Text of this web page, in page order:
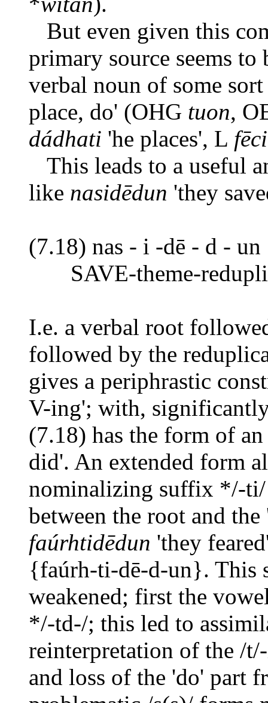
But even given this
primary source seems
verbal noun of some
place, do' (OHG tuon,
dádhati 'he places', L fēci
This leads to a useful
like nasidēdun 'they
(7.18) nas - i -dē - d - un
SAVE-theme-
I.e. a verbal root
followed by the
gives a periphrastic
V-ing'; with,
(7.18) has the form of
did'. An extended form
nominalizing suffix */-
between the root and
faúrhtidēdun 'they
{faúrh-ti-dē-d-un}. This
weakened; first the
*/-td-/; this led to
reinterpretation of the /
and loss of the 'do' part